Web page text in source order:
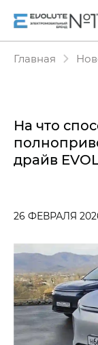
Главная
На что
драйв
26 ФЕВРАЛЯ